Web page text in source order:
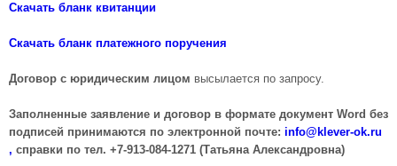
Скачать бланк квитанции
Скачать бланк платежного поручения
Договор с юридическим лицом высылается по запросу.
Заполненные заявление и договор в формате документ Word без
подписей принимаются по электронной почте: info@klever-ok.ru
, справки по тел. +7-913-084-1271 (Татьяна Александровна)